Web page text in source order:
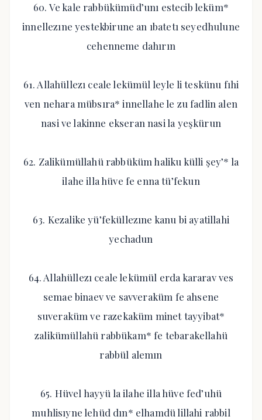
60. Ve kale rabbükümüd’unı estecib leküm*
innellezıne yestekbirune an ıbatetı seyedhulune
cehenneme dahırın
61. Allahüllezı ceale lekümül leyle li teskünu fıhi
ven nehara mübsıra* innellahe le zu fadlin alen
nasi ve lakinne ekseran nasi la yeşkürun
62. Zalikümüllahü rabbüküm haliku külli şey’* la
ilahe illa hüve fe enna tü’fekun
63. Kezalike yü’feküllezıne kanu bi ayatillahi
yechadun
64. Allahüllezı ceale lekümül erda kararav ves
semae binaev ve savveraküm fe ahsene
suveraküm ve razekaküm minet tayyibat*
zalikümüllahü rabbükam* fe tebarakellahü
rabbül alemın
65. Hüvel hayyü la ilahe illa hüve fed’uhü
muhlisıyne lehüd dın* elhamdü lillahi rabbil